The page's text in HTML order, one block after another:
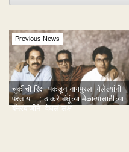
Previous News
चुकीची रिक्षा पकडून नागपुरला गेलेल्यांनी
परत या...; ठाकरे बंधूंच्या मेळाव्यासाठीच्या
बॅनरबाजीने वेधलं लक्ष